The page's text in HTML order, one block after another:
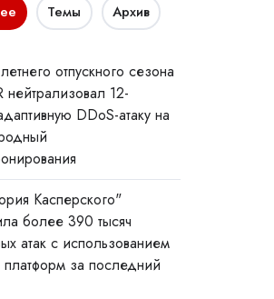
Темы Архив
отпускного сезона
нейтрализовал 12-
DDoS-атаку на
Касперского"
более 390 тысяч
атак с использованием
платформ за последний